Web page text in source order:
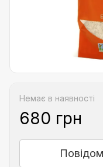
Немає в наявності
680 грн